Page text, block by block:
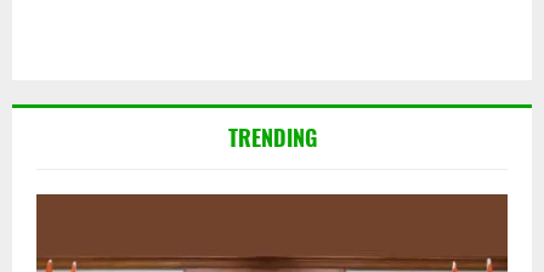
TRENDING